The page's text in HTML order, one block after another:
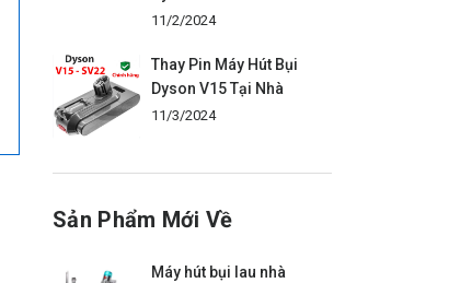
11/2/2024
Thay Pin Máy Hút Bụi
Dyson V15 Tại Nhà
11/3/2024
Sản Phẩm Mới Về
Máy hút bụi lau nhà